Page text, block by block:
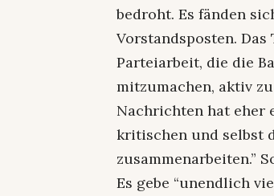
bedroht. Es fänden
Vorstandsposten.
Parteiarbeit, die die
mitzumachen, aktiv
Nachrichten hat eher
kritischen und selbst
zusammenarbeiten.”
Es gebe “unendlich